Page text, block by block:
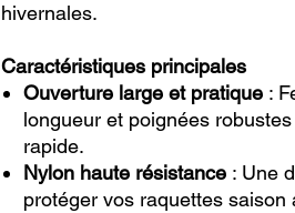
hivernales.
Caractéristiques principales
Ouverture large et pratique :
longueur et poignées
rapide.
Nylon haute résistance : Une
protéger vos raquettes saison